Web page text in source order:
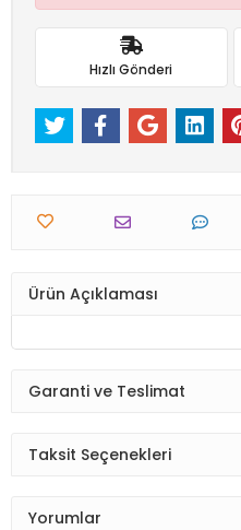
Hızlı Gönderi
Ürün Açıklaması
Garanti ve Teslimat
Taksit Seçenekleri
Yorumlar